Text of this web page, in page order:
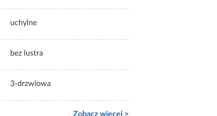
uchylne
bez lustra
3-drzwiowa
Zobacz więcej >